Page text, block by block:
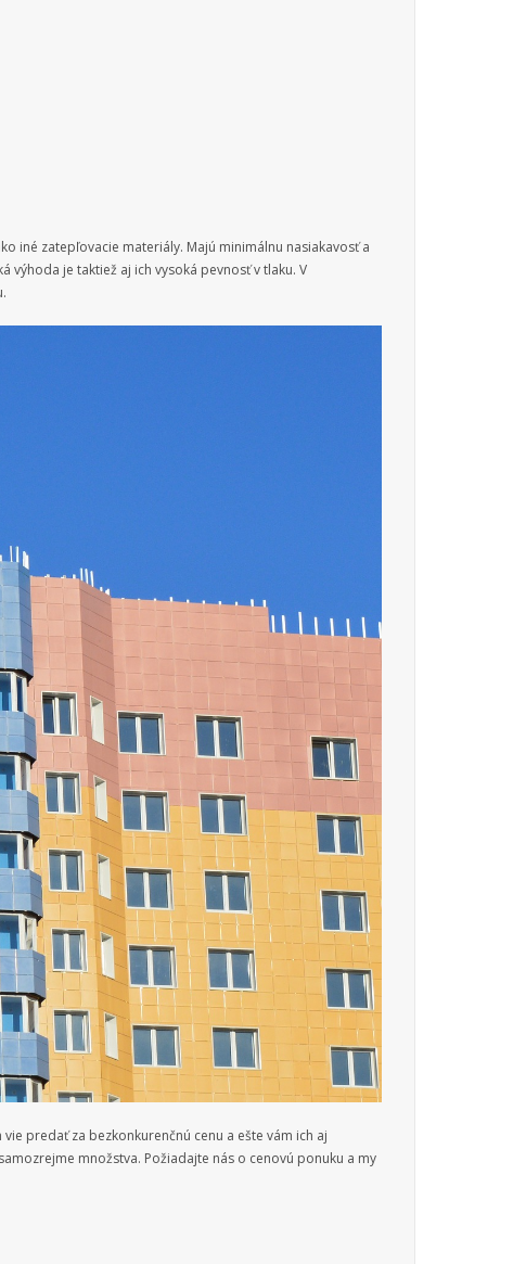
iné zatepľovacie materiály. Majú minimálnu nasiakavosť a
je taktiež aj ich vysoká pevnosť v tlaku. V
predať za bezkonkurenčnú cenu a ešte vám ich aj
množstva. Požiadajte nás o cenovú ponuku a my